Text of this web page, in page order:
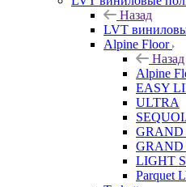
Назад
LVT
Alpine Floor
Назад
Alpine
EASY
ULTRA
GRAND
GRAND
LIGHT
Parquet